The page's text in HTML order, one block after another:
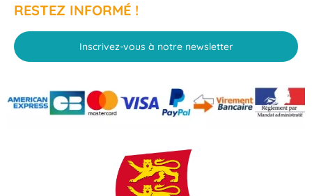
RESTEZ INFORMÉ !
Inscrivez-vous à notre newsletter